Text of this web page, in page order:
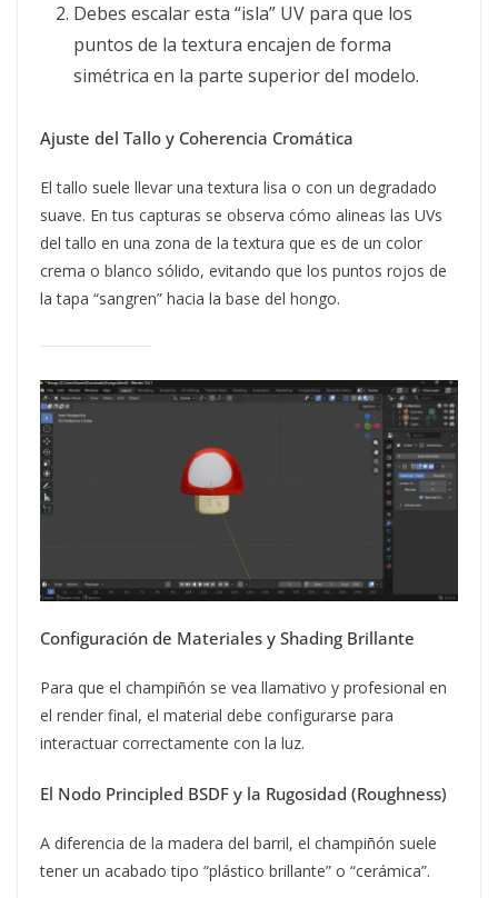
Debes escalar esta “isla” UV para que los
puntos de la textura encajen de forma
simétrica en la parte superior del modelo.
Ajuste del Tallo y Coherencia Cromática
El tallo suele llevar una textura lisa o con un degradado
suave. En tus capturas se observa cómo alineas las UVs
del tallo en una zona de la textura que es de un color
crema o blanco sólido, evitando que los puntos rojos de
la tapa “sangren” hacia la base del hongo.
Configuración de Materiales y Shading Brillante
Para que el champiñón se vea llamativo y profesional en
el render final, el material debe configurarse para
interactuar correctamente con la luz.
El Nodo Principled BSDF y la Rugosidad (Roughness)
A diferencia de la madera del barril, el champiñón suele
tener un acabado tipo “plástico brillante” o “cerámica”.